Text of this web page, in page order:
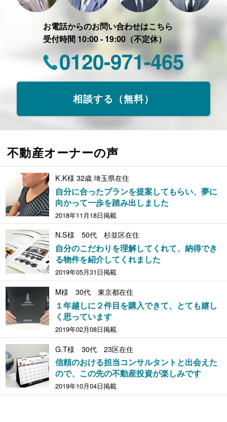
お電話からのお問い合わせはこちら
受付時間 10:00 - 19:00（不定休）
0120-971-465
相談する（無料）
不動産オーナーの声
K.K様 32歳 埼玉県在住
自分に合ったプランを提案してもらい、夢に
向かって一歩を踏み出しました
2018年11月18日掲載
N.S様 50代 杉並区在住
自分のこだわりを理解してくれて、納得でき
る物件を紹介してくれました
2019年05月31日掲載
M様 30代 東京都在住
１年越しに２件目を購入できて、とても嬉し
く思っています
2019年02月08日掲載
G.T様 30代 23区在住
信頼のおける担当コンサルタントと出会えた
ので、この先の不動産投資が楽しみです
2019年10月04日掲載